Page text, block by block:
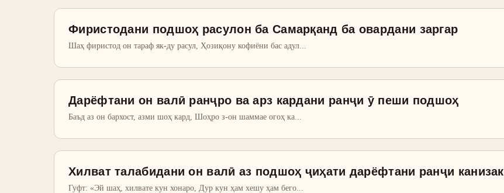
Фиристодани подшоҳ расулон ба Самарқанд ба овардани заргар
Шаҳ фиристод он тараф як-ду расул, Ҳозиқону кофиёни бас адул
Дарёфтани он валӣ ранҷро ва арз кардани ранҷи ӯ пеши подшоҳ
Баъд аз он бархост, азми шоҳ кард, Шоҳро з-он шаммае огоҳ ка
Хилват талабидани он валӣ аз подшоҳ ҷиҳати дарёфтани ранҷи канизак
Гуфт: «Эй шаҳ, хилвате кун хонаро, Дур кун ҳам хешу ҳам бего